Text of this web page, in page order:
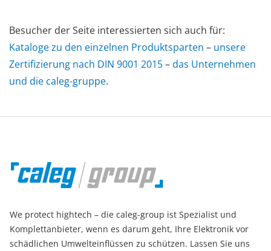
Besucher der Seite interessierten sich auch für:
Kataloge zu den einzelnen Produktsparten – unsere
Zertifizierung nach DIN 9001 2015–das Unternehmen
und die caleg-gruppe.
We protect hightech – die caleg-group ist Spezialist und
Komplettanbieter, wenn es darum geht, Ihre Elektronik vor
schädlichen Umwelteinflüssen zu schützen. Lassen Sie uns